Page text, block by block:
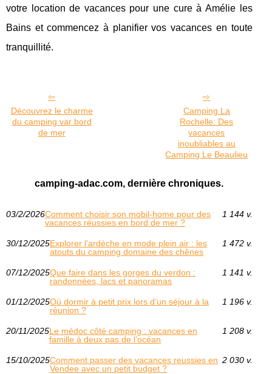
votre location de vacances pour une cure à Amélie les
Bains et commencez à planifier vos vacances en toute
tranquillité.
Découvrez le charme
du camping var bord
de mer
Camping La
Rochelle: Des
vacances
inoubliables au
Camping Le Beaulieu
camping-adac.com, dernière chroniques.
03/2/2026Comment choisir son mobil-home pour des
vacances réussies en bord de mer ?
1 144 v.
30/12/2025Explorer l’ardèche en mode plein air : les
atouts du camping domaine des chênes
1 472 v.
07/12/2025Que faire dans les gorges du verdon :
randonnées, lacs et panoramas
1 141 v.
01/12/2025Où dormir à petit prix lors d’un séjour à la
réunion ?
1 196 v.
20/11/2025Le médoc côté camping : vacances en
famille à deux pas de l’océan
1 208 v.
15/10/2025Comment passer des vacances reussies en
Vendee avec un petit budget ?
2 030 v.